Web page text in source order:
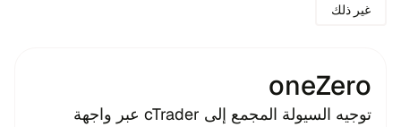
غير ذلك
oneZero
توجيه السيولة المجمع إلى cTrader عبر واجهة